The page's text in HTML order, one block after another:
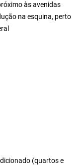
às avenidas
na esquina, perto
(quartos e